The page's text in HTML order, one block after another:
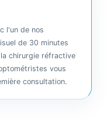
l'un de nos
de 30 minutes
chirurgie réfractive
vous
consultation.